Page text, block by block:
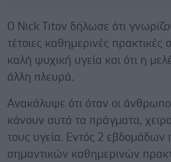
Ο Nick Titov δήλωσε ότι
τέτοιες καθημερινές πρακτικές
καλή ψυχική υγεία και ότι η
άλλη πλευρά.
Ανακάλυψε ότι όταν οι
κάνουν αυτά τα πράγματα,
τους υγεία. Εντός 2 εβδομάδων
σημαντικών καθημερινών